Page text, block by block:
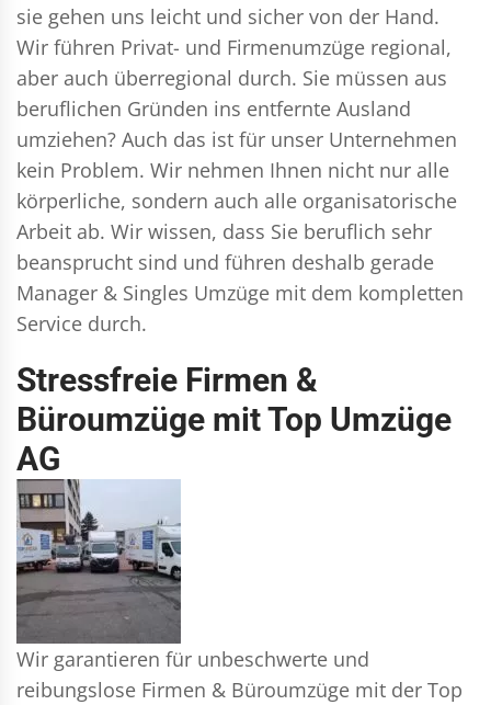
sie gehen uns leicht und sicher von der Hand.
Wir führen Privat- und Firmenumzüge regional,
aber auch überregional durch. Sie müssen aus
beruflichen Gründen ins entfernte Ausland
umziehen? Auch das ist für unser Unternehmen
kein Problem. Wir nehmen Ihnen nicht nur alle
körperliche, sondern auch alle organisatorische
Arbeit ab. Wir wissen, dass Sie beruflich sehr
beansprucht sind und führen deshalb gerade
Manager & Singles Umzüge mit dem kompletten
Service durch.
Stressfreie Firmen &
Büroumzüge mit Top Umzüge
AG
Wir garantieren für unbeschwerte und
reibungslose Firmen & Büroumzüge mit der Top